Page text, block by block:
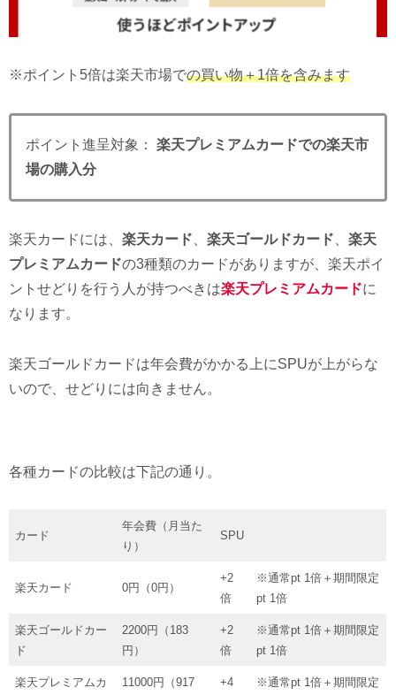
※ポイント5倍は楽天市場での買い物＋1倍を含みます
ポイント進呈対象：
楽天プレミアムカードでの楽天市
場の購入分
楽天カードには、 楽天カード 楽天ゴールドカード
楽天
プレミアムカードの3種類のカードがありますが、楽天ポイ
ントせどりを行う人が持つべきは楽天プレミアムカードに
なります。
楽天ゴールドカードは年会費がかかる上にSPUが上がらな
いので、せどりには向きません。
各種カードの比較は下記の通り。
カード
年会費（月当た
り）
SPU
楽天カード 0円（0円）
+2
倍
※通常pt 1倍＋期間限定
pt 1倍
楽天ゴールドカー
ド
2200円（183
円）
+2
倍
※通常pt 1倍＋期間限定
pt 1倍
楽天プレミアムカ
11000円（917
+4
※通常pt 1倍＋期間限定